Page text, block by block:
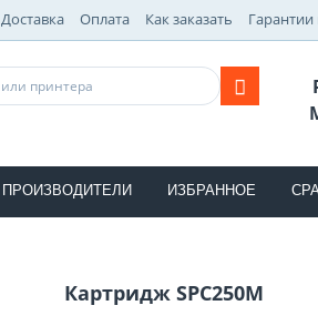
Доставка Оплата Как заказать Гарантии
ПРОИЗВОДИТЕЛИ ИЗБРАННОЕ
Картридж SPC250M